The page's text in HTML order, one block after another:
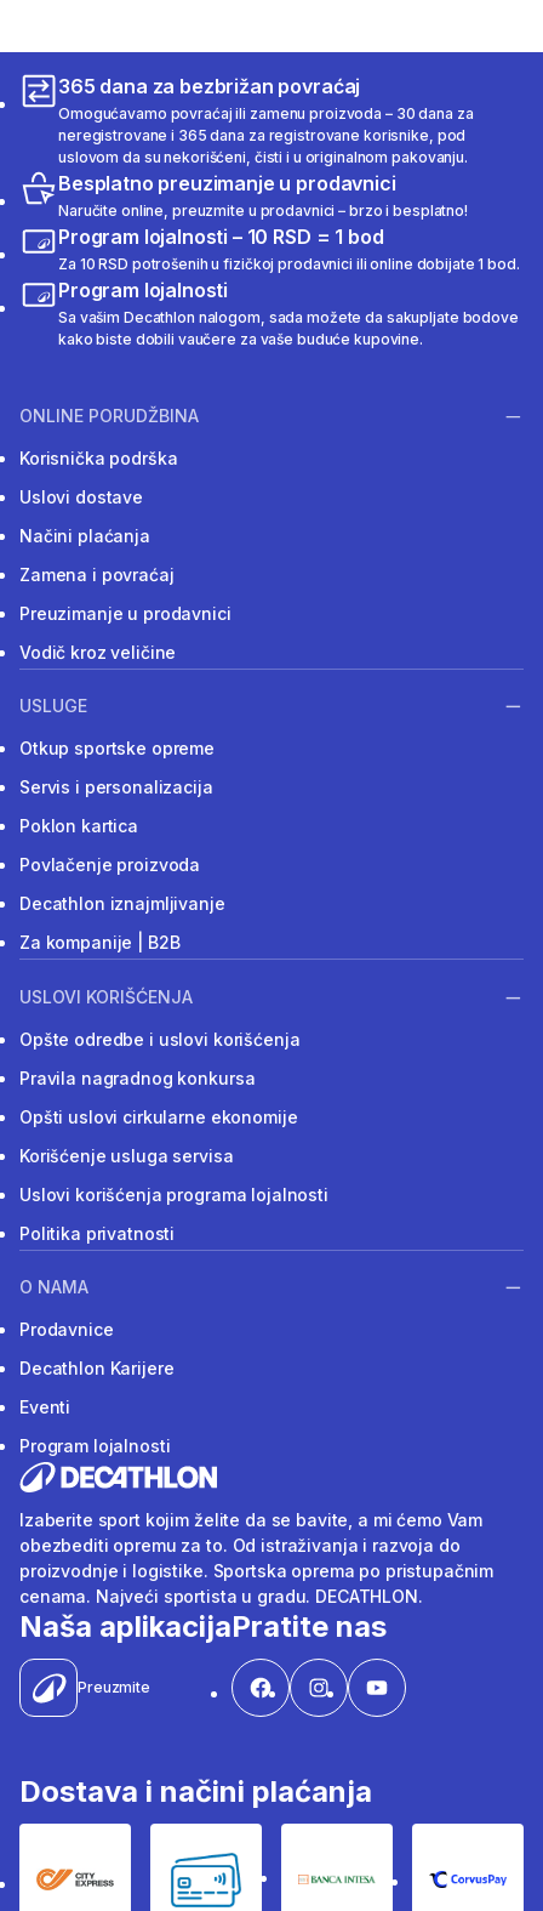
365 dana za bezbrižan povraćaj
Omogućavamo povraćaj ili zamenu proizvoda – 30 dana za
neregistrovane i 365 dana za registrovane korisnike, pod
uslovom da su nekorišćeni, čisti i u originalnom pakovanju.
Besplatno preuzimanje u prodavnici
Naručite online, preuzmite u prodavnici – brzo i besplatno!
Program lojalnosti – 10 RSD = 1 bod
Za 10 RSD potrošenih u fizičkoj prodavnici ili online dobijate 1 bod.
Program lojalnosti
Sa vašim Decathlon nalogom, sada možete da sakupljate bodove
kako biste dobili vaučere za vaše buduće kupovine.
ONLINE PORUDŽBINA
Korisnička podrška
Uslovi dostave
Načini plaćanja
Zamena i povraćaj
Preuzimanje u prodavnici
Vodič kroz veličine
USLUGE
Otkup sportske opreme
Servis i personalizacija
Poklon kartica
Povlačenje proizvoda
Decathlon iznajmljivanje
Za kompanije | B2B
USLOVI KORIŠĆENJA
Opšte odredbe i uslovi korišćenja
Pravila nagradnog konkursa
Opšti uslovi cirkularne ekonomije
Korišćenje usluga servisa
Uslovi korišćenja programa lojalnosti
Politika privatnosti
O NAMA
Prodavnice
Decathlon Karijere
Eventi
Program lojalnosti
Izaberite sport kojim želite da se bavite, a mi ćemo Vam
obezbediti opremu za to. Od istraživanja i razvoja do
proizvodnje i logistike. Sportska oprema po pristupačnim
cenama. Najveći sportista u gradu. DECATHLON.
Naša aplikacija
Preuzmite
Pratite nas
Dostava i načini plaćanja
City Express Bankovne karticeBanka Intesa